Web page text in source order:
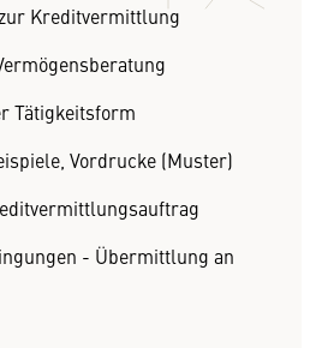
Kreditvermittlung
Tätigkeitsform
Vordrucke (Muster)
- Übermittlung an